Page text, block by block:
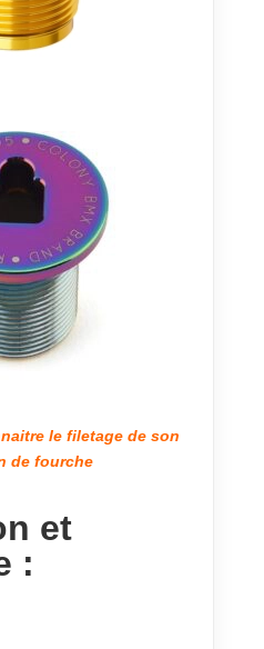
le filetage de son
de fourche
et
: